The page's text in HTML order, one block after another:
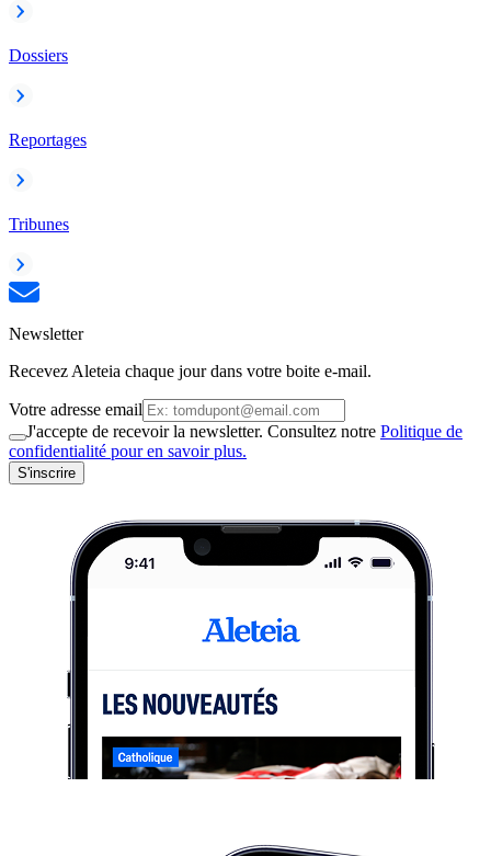
Dossiers
Reportages
Tribunes
Newsletter
Recevez Aleteia chaque jour dans votre boite e-mail.
Votre adresse email
J'accepte de recevoir la newsletter. Consultez notre Politique de
confidentialité pour en savoir plus.
S'inscrire